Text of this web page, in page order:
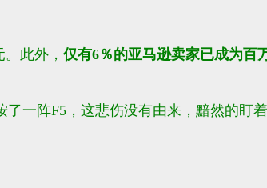
此外， 仅有6％的亚马逊卖家已成为百
一阵F5，这悲伤没有由来，黯然的盯